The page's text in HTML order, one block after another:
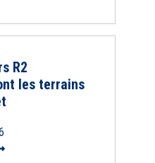
R2
les terrains